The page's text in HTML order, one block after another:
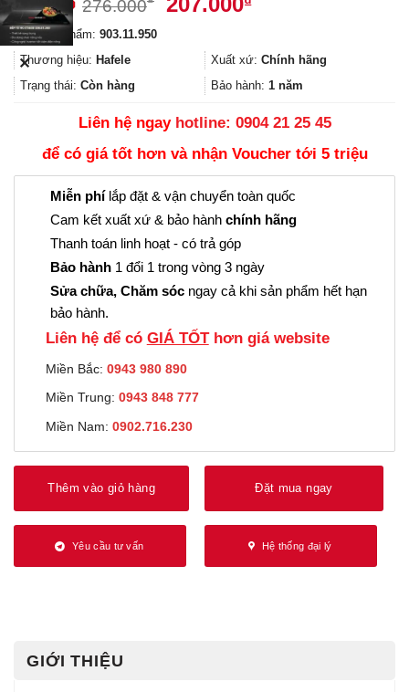
276.000
276.000₫.là:
207.000₫.
Mã sản phẩm: 903.11.950
Thương hiệu: Hafele Xuất xứ: Chính hãng
Trạng thái: Còn hàng Bảo hành: 1 năm
Liên hệ ngay hotline: 0904 21 25 45
để có giá tốt hơn và nhận Voucher tới 5 triệu
Miễn phílắp đặt & vận chuyển toàn quốc
Cam kết xuất xứ & bảo hành chính hãng
Thanh toán linh hoạt - có trả góp
Bảo hành 1 đổi 1 trong vòng 3 ngày
Sửa chữa, Chăm sóc ngay cả khi sản phẩm hết hạn
bảo hành.
Liên hệ để có GIÁ TỐThơn giá website
Miền Bắc: 0943 980 890
Miền Trung: 0943 848 777
Miền Nam: 0902.716.230
Thêm vào giỏ hàng Đặt mua ngay
Yêu cầu tư vấn Hệ thống đại lý
GIỚI THIỆU
✕